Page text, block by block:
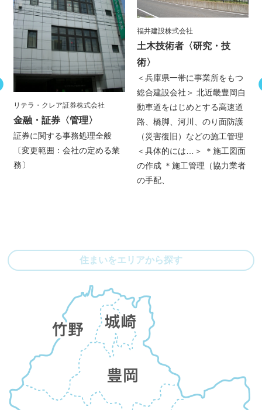
リテラ・クレア証券株式会社
金融・証券 〈管理〉
証券に関する事務処理全般
〔変更範囲：会社の定める業
務〕
福井建設株式会社
土木技術者 〈研究・技
術〉
＜兵庫県一帯に事業所をもつ
総合建設会社＞ 北近畿豊岡自
動車道をはじめとする高速道
路、橋脚、河川、のり面防護
（災害復旧）などの施工管理
＜具体的には…＞ ＊施工図面
の作成 ＊施工管理（協力業者
の手配、
住まいをエリアから探す